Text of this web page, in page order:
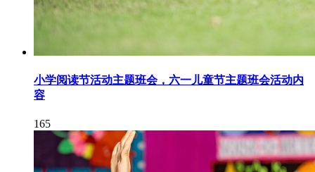
小学阅读节活动主题班会，六一儿童节主题班会活动内
容
165